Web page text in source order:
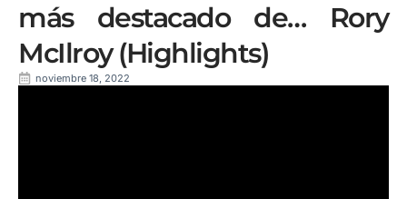
más destacado de… Rory
McIlroy (Highlights)
noviembre 18, 2022